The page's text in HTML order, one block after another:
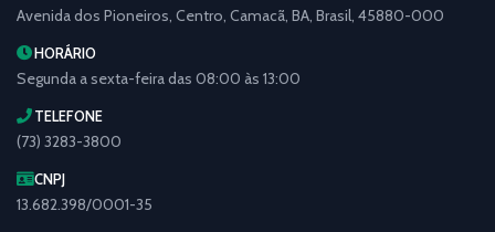
Avenida dos Pioneiros, Centro, Camacã, BA, Brasil, 45880-000
HORÁRIO
Segunda a sexta-feira das 08:00 às 13:00
TELEFONE
(73) 3283-3800
CNPJ
13.682.398/0001-35